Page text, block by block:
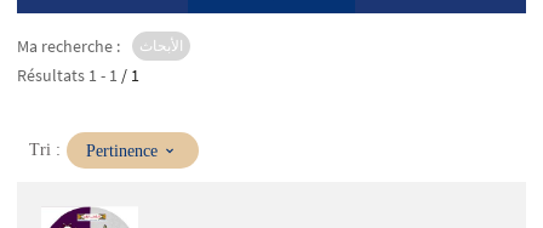
Ma recherche : الأبحاث
Résultats 1 - 1 / 1
Tri : (Mise
immédiate)
Pertinence